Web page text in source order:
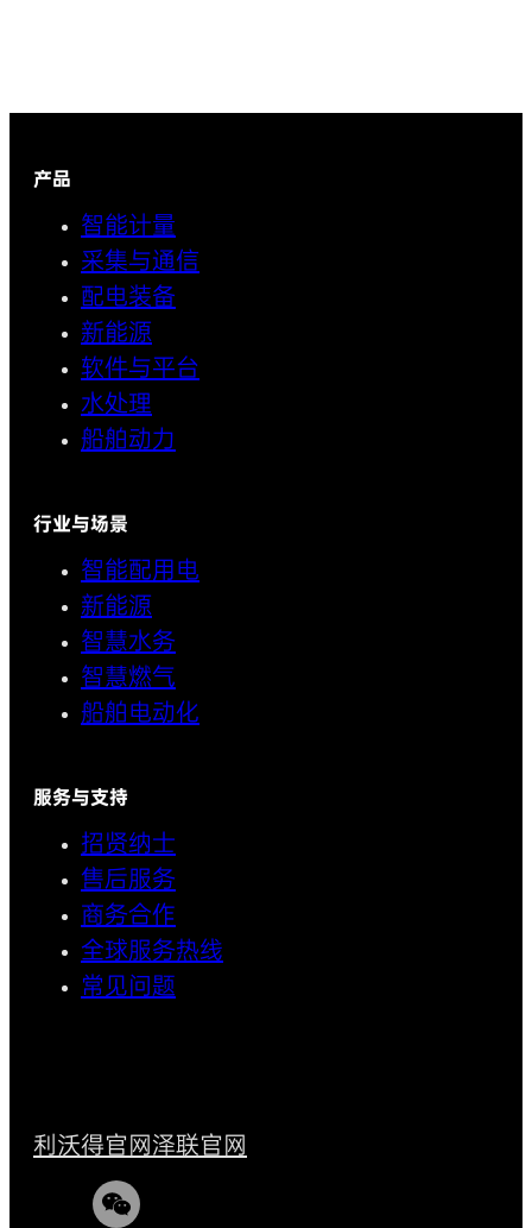
产品
智能计量
采集与通信
配电装备
新能源
软件与平台
水处理
船舶动力
行业与场景
智能配用电
新能源
智慧水务
智慧燃气
船舶电动化
服务与支持
招贤纳士
售后服务
商务合作
全球服务热线
常见问题
利沃得官网泽联官网